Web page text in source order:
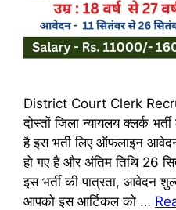
District Court Clerk
दोस्तों जिला न्यायलय क्लर्क
है इस भर्ती लिए ऑफलाइन
हो गए है और अंतिम तिथि 26
इस भर्ती की पात्रता, आवेदन
आपको इस आर्टिकल को …